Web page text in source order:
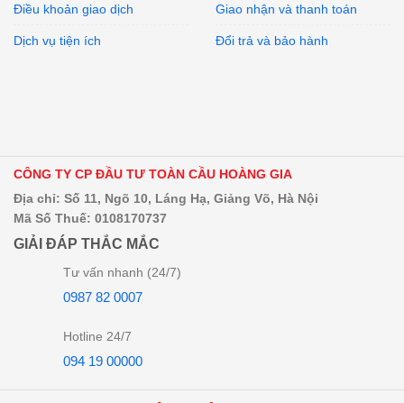
Điều khoản giao dịch
Dịch vụ tiện ích
Giao nhận và thanh toán
Đổi trả và bảo hành
CÔNG TY CP ĐẦU TƯ TOÀN CẦU HOÀNG GIA
Địa chỉ: Số 11, Ngõ 10, Láng Hạ, Giảng Võ, Hà Nội
Mã Số Thuế: 0108170737
GIẢI ĐÁP THẮC MẮC
Tư vấn nhanh (24/7)
0987 82 0007
Hotline 24/7
094 19 00000